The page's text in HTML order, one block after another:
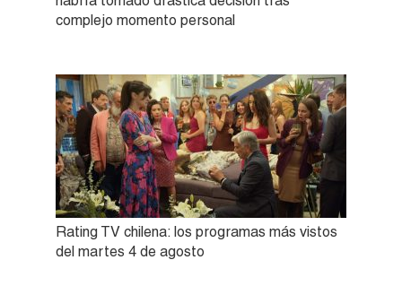
complejo momento personal
Rating TV chilena: los programas más vistos
del martes 4 de agosto